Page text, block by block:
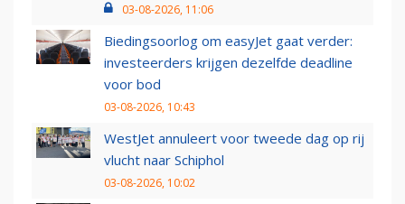
03-08-2026, 11:06
Biedingsoorlog om easyJet gaat verder:
investeerders krijgen dezelfde deadline
voor bod
03-08-2026, 10:43
WestJet annuleert voor tweede dag op rij
vlucht naar Schiphol
03-08-2026, 10:02